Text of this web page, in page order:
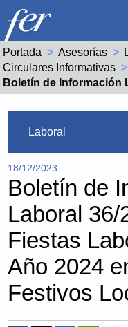
Portada Asesorías
Circulares Informativas
Actual:
Boletín de Información Laboral 36/2023 - Calendario
Laboral
18/12/2023
Boletín de
Laboral 36/
Fiestas
Año 2024
Festivos